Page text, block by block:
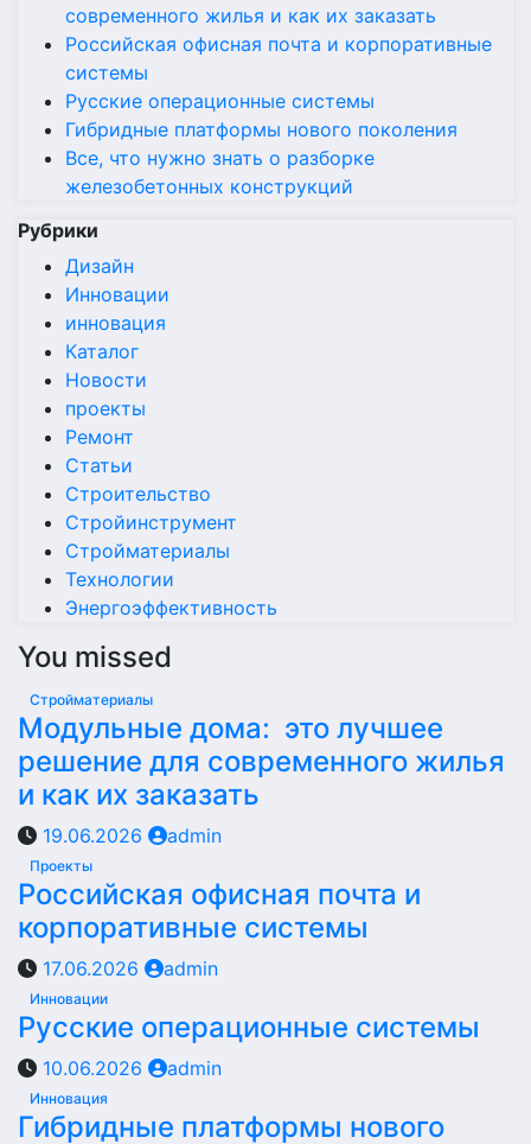
современного жилья и как их заказать
Российская офисная почта и корпоративные
системы
Русские операционные системы
Гибридные платформы нового поколения
Все, что нужно знать о разборке
железобетонных конструкций
Рубрики
Дизайн
Инновации
инновация
Каталог
Новости
проекты
Ремонт
Статьи
Строительство
Стройинструмент
Стройматериалы
Технологии
Энергоэффективность
You missed
Стройматериалы
Модульные дома: это лучшее
решение для современного жилья
и как их заказать
19.06.2026 admin
Проекты
Российская офисная почта и
корпоративные системы
17.06.2026 admin
Инновации
Русские операционные системы
10.06.2026 admin
Инновация
Гибридные платформы нового